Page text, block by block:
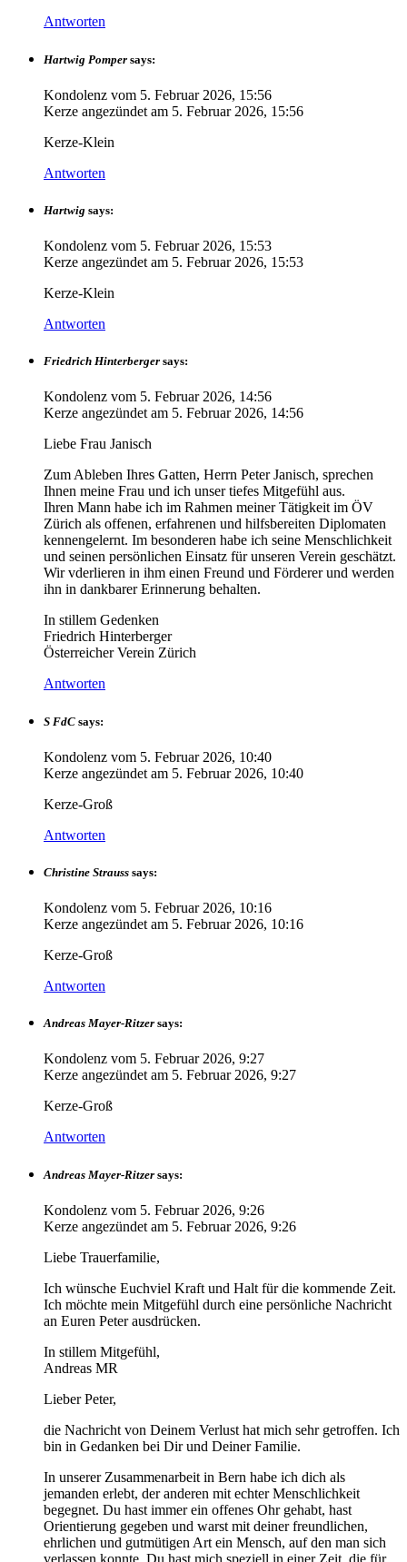
Antworten
Hartwig Pomper says:
Kondolenz vom 5. Februar 2026, 15:56
Kerze angezündet am 5. Februar 2026, 15:56
Kerze-Klein
Antworten
Hartwig says:
Kondolenz vom 5. Februar 2026, 15:53
Kerze angezündet am 5. Februar 2026, 15:53
Kerze-Klein
Antworten
Friedrich Hinterberger says:
Kondolenz vom 5. Februar 2026, 14:56
Kerze angezündet am 5. Februar 2026, 14:56
Liebe Frau Janisch
Zum Ableben Ihres Gatten, Herrn Peter Janisch, sprechen
Ihnen meine Frau und ich unser tiefes Mitgefühl aus.
Ihren Mann habe ich im Rahmen meiner Tätigkeit im ÖV
Zürich als offenen, erfahrenen und hilfsbereiten Diplomaten
kennengelernt. Im besonderen habe ich seine Menschlichkeit
und seinen persönlichen Einsatz für unseren Verein geschätzt.
Wir vderlieren in ihm einen Freund und Förderer und werden
ihn in dankbarer Erinnerung behalten.
In stillem Gedenken
Friedrich Hinterberger
Österreicher Verein Zürich
Antworten
S FdC says:
Kondolenz vom 5. Februar 2026, 10:40
Kerze angezündet am 5. Februar 2026, 10:40
Kerze-Groß
Antworten
Christine Strauss says:
Kondolenz vom 5. Februar 2026, 10:16
Kerze angezündet am 5. Februar 2026, 10:16
Kerze-Groß
Antworten
Andreas Mayer-Ritzer says:
Kondolenz vom 5. Februar 2026, 9:27
Kerze angezündet am 5. Februar 2026, 9:27
Kerze-Groß
Antworten
Andreas Mayer-Ritzer says:
Kondolenz vom 5. Februar 2026, 9:26
Kerze angezündet am 5. Februar 2026, 9:26
Liebe Trauerfamilie,
Ich wünsche Euchviel Kraft und Halt für die kommende Zeit.
Ich möchte mein Mitgefühl durch eine persönliche Nachricht
an Euren Peter ausdrücken.
In stillem Mitgefühl,
Andreas MR
Lieber Peter,
die Nachricht von Deinem Verlust hat mich sehr getroffen. Ich
bin in Gedanken bei Dir und Deiner Familie.
In unserer Zusammenarbeit in Bern habe ich dich als
jemanden erlebt, der anderen mit echter Menschlichkeit
begegnet. Du hast immer ein offenes Ohr gehabt, hast
Orientierung gegeben und warst mit deiner freundlichen,
ehrlichen und gutmütigen Art ein Mensch, auf den man sich
verlassen konnte. Du hast mich speziell in einer Zeit, die für